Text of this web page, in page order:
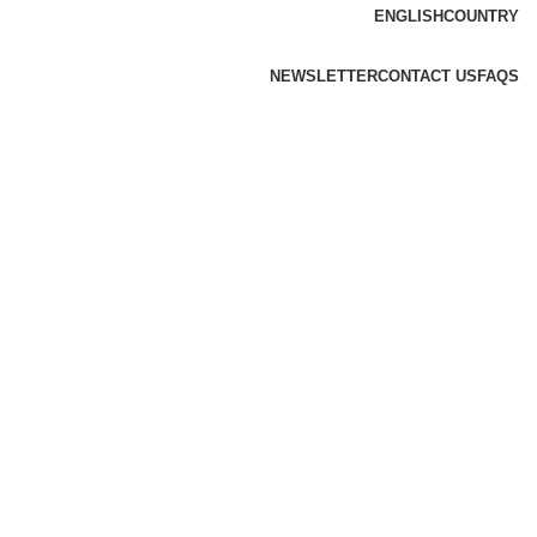
ENGLISHCOUNTRY
NEWSLETTERCONTACT US FAQS